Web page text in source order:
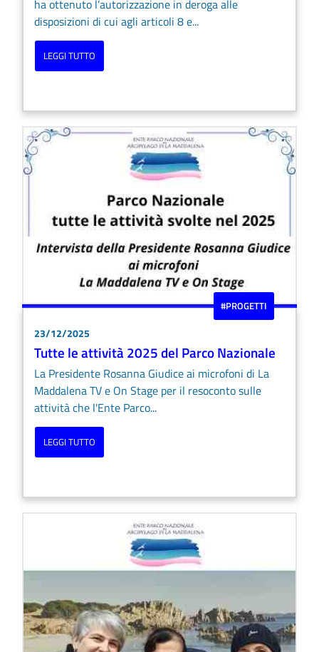
ha ottenuto l’autorizzazione in deroga alle
disposizioni di cui agli articoli 8 e...
LEGGI TUTTO
#PROGETTI
23/12/2025
Tutte le attività 2025 del Parco Nazionale
La Presidente Rosanna Giudice ai microfoni di La
Maddalena TV e On Stage per il resoconto sulle
attività che l'Ente Parco...
LEGGI TUTTO